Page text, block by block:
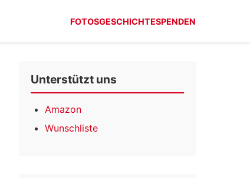
FOTOSGESCHICHTESPENDEN
Unterstützt uns
Amazon
Wunschliste